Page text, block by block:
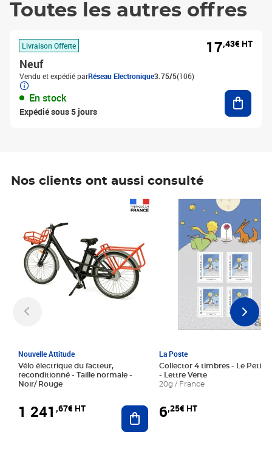
Toutes les autres offres
Livraison Offerte
Neuf
Vendu et expédié parRéseau Electronique3.75/5(106)
En stock
Expédié sous 5 jours
17,43€ HT
Nos clients ont aussi consulté
Nouvelle Attitude
Vélo électrique du facteur,
reconditionné - Taille normale -
Noir/ Rouge
1 241 ,67€ HT Ajouter au panier
La Poste
Collector 4 timbres - Le Petit
- Lettre Verte
20g / France
6,25€ HT
Prix 6,25€ HT